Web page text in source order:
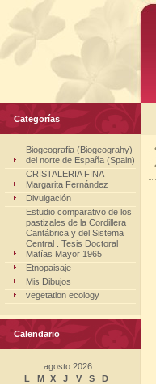
Categorías
Biogeografia (Biogeograhy)
del norte de España (Spain)
CRISTALERIA FINA
Margarita Fernández
Divulgación
Estudio comparativo de los
pastizales de la Cordillera
Cantábrica y del Sistema
Central . Tesis Doctoral
Matías Mayor 1965
Etnopaisaje
Mis Dibujos
vegetation ecology
Calendario
agosto 2026
L
M X J V S
D